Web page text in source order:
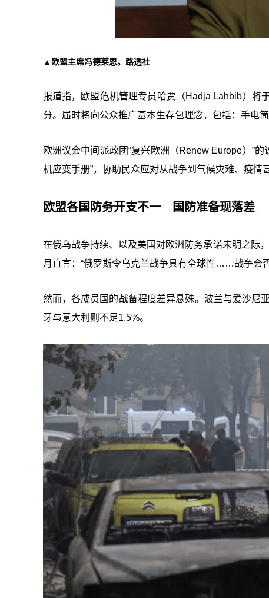
▲ 欧盟主席冯德莱恩。路透社
报道指，欧盟危机管理专员哈贾（Hadja Lahbib）将
分。届时将向公众推广基本生存包理念，包括：手电
欧洲议会中间派政团“复兴欧洲（Renew Europe）”
机应变手册”，协助民众应对从战争到气候灾难、疫情
欧盟各国防务开支不一 国防准备现落差
在俄乌战争持续、以及美国对欧洲防务承诺未明之际
月直言：“俄罗斯令乌克兰战争具有全球性……战争会
然而，各成员国的战备程度差异悬殊。波兰与爱沙尼
牙与意大利则不足1.5%。